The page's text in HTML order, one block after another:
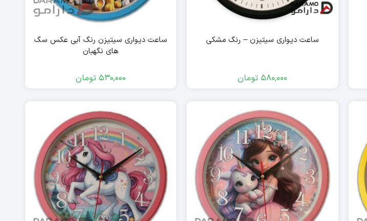
ساعت دیواری سیتیزن – رنگ مشکی
580,000 تومان
ساعت دیواری سیتیزن رنگ آبی عکس سگ
های نگهبان
530,000 تومان